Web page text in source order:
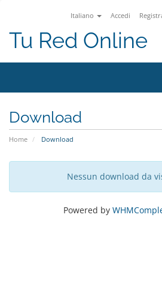
Italiano Accedi
Tu Red Online
Download
Home Download
Nessun download da
Powered by